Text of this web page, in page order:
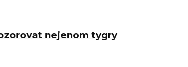
nejenom tygry